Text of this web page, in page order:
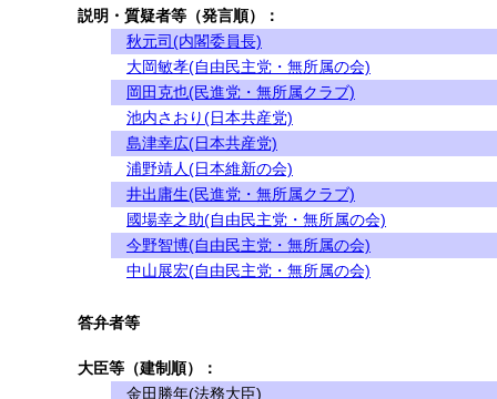
説明・質疑者等（発言順）：
秋元司(内閣委員長)
大岡敏孝(自由民主党・無所属の会)
岡田克也(民進党・無所属クラブ)
池内さおり(日本共産党)
島津幸広(日本共産党)
浦野靖人(日本維新の会)
井出庸生(民進党・無所属クラブ)
國場幸之助(自由民主党・無所属の会)
今野智博(自由民主党・無所属の会)
中山展宏(自由民主党・無所属の会)
答弁者等
大臣等（建制順）：
金田勝年(法務大臣)